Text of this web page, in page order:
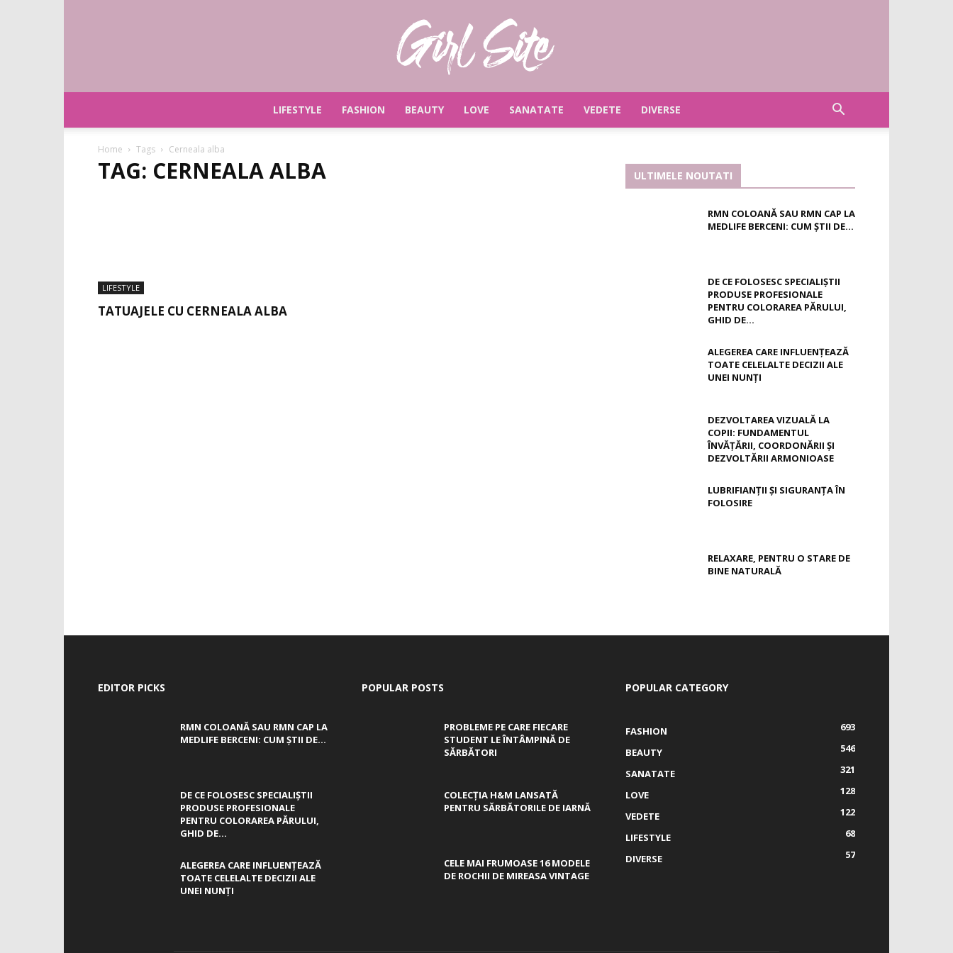
LIFESTYLE FASHION BEAUTY LOVE SANATATE VEDETE DIVERSE
Home Tags Cerneala alba
TAG: CERNEALA ALBA
LIFESTYLE
TATUAJELE CU CERNEALA ALBA
ULTIMELE NOUTATI
RMN COLOANĂ SAU RMN CAP LA
MEDLIFE BERCENI: CUM ȘTII DE...
DE CE FOLOSESC SPECIALIȘTII
PRODUSE PROFESIONALE
PENTRU COLORAREA PĂRULUI,
GHID DE...
ALEGEREA CARE INFLUENȚEAZĂ
TOATE CELELALTE DECIZII ALE
UNEI NUNȚI
DEZVOLTAREA VIZUALĂ LA
COPII: FUNDAMENTUL
ÎNVĂȚĂRII, COORDONĂRII ȘI
DEZVOLTĂRII ARMONIOASE
LUBRIFIANȚII ȘI SIGURANȚA ÎN
FOLOSIRE
RELAXARE, PENTRU O STARE DE
BINE NATURALĂ
EDITOR PICKS
RMN COLOANĂ SAU RMN CAP LA
MEDLIFE BERCENI: CUM ȘTII DE...
DE CE FOLOSESC SPECIALIȘTII
PRODUSE PROFESIONALE
PENTRU COLORAREA PĂRULUI,
GHID DE...
ALEGEREA CARE INFLUENȚEAZĂ
TOATE CELELALTE DECIZII ALE
UNEI NUNȚI
POPULAR POSTS
PROBLEME PE CARE FIECARE
STUDENT LE ÎNTÂMPINĂ DE
SĂRBĂTORI
COLECȚIA H&M LANSATĂ
PENTRU SĂRBĂTORILE DE IARNĂ
CELE MAI FRUMOASE 16 MODELE
DE ROCHII DE MIREASA VINTAGE
POPULAR CATEGORY
FASHION
693
BEAUTY
546
SANATATE
321
LOVE
128
VEDETE
122
LIFESTYLE
68
DIVERSE
57